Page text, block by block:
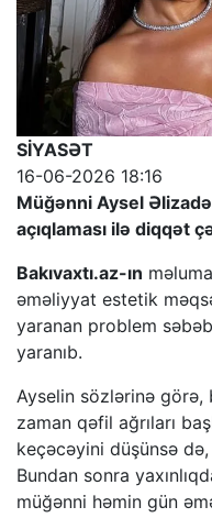
SİYASƏT
16-06-2026 18:16
Müğənni Aysel
açıqlaması ilə diqqət
Bakıvaxtı.az-ın
əməliyyat estetik
yaranan problem
yaranıb.
Ayselin sözlərinə
zaman qəfil ağrıları
keçəcəyini düşünsə
Bundan sonra
müğənni həmin gün